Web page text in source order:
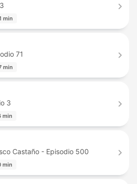
min
71
min
3
min
Castaño - Episodio 500
min